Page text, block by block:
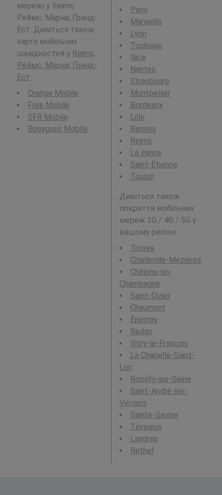
мережі у Reims,
Реймс, Марна, Ґранд-
Ест. Дивіться також:
карта мобільних
швидкостей у Reims,
Реймс, Марна, Ґранд-
Ест
Orange Mobile
Free Mobile
SFR Mobile
Bouygues Mobile
Paris
Marseille
Lyon
Toulouse
Nice
Nantes
Strasbourg
Montpellier
Bordeaux
Lille
Rennes
Reims
Le Havre
Saint-Étienne
Toulon
Дивіться також
покриття мобільних
мереж 3G / 4G / 5G у
вашому регіоні:
Troyes
Charleville-Mézières
Châlons-en-
Champagne
Saint-Dizier
Chaumont
Épernay
Sedan
Vitry-le-François
La Chapelle-Saint-
Luc
Romilly-sur-Seine
Saint-André-les-
Vergers
Sainte-Savine
Tinqueux
Langres
Rethel